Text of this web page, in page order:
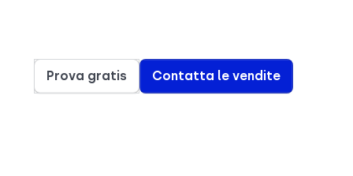
Prova gratis Contatta le vendite